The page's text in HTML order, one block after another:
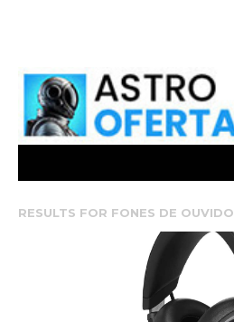
RESULTS FOR FONES DE OUVIDO